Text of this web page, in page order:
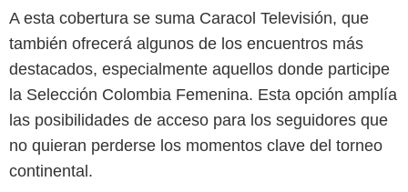
A esta cobertura se suma Caracol Televisión, que
también ofrecerá algunos de los encuentros más
destacados, especialmente aquellos donde participe
la Selección Colombia Femenina. Esta opción amplía
las posibilidades de acceso para los seguidores que
no quieran perderse los momentos clave del torneo
continental.